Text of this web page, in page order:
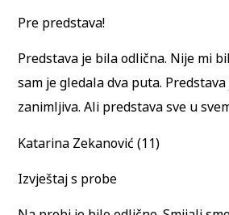
Pre predstava!
Predstava je bila odlična. Nije mi
sam je gledala dva puta.
zanimljiva. Ali predstava sve u
Katarina Zekanović (11)
Izvještaj s probe